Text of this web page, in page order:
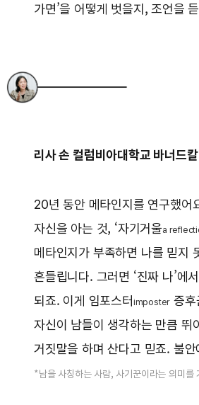
가면’을 어떻게 벗을지, 조언을
리사 손 컬럼비아대학교 바너드
20년 동안 메타인지를 연구했어
자신을 아는 것, ‘자기거울a
메타인지가 부족하면 나를 믿지
흔들립니다. 그러면 ‘진짜 나’에
되죠. 이게 임포스터 imposter 증후
자신이 남들이 생각하는 만큼 뛰
거짓말을 하며 산다고 믿죠. 불
*남을 사칭하는 사람, 사기꾼이라는 의미를